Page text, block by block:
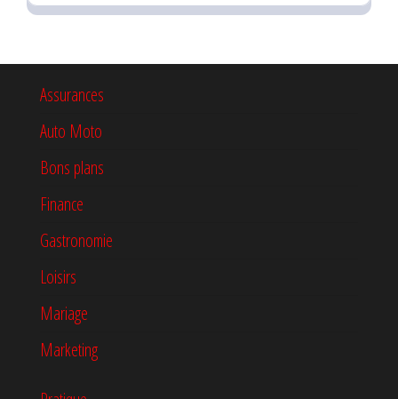
Assurances
Auto Moto
Bons plans
Finance
Gastronomie
Loisirs
Mariage
Marketing